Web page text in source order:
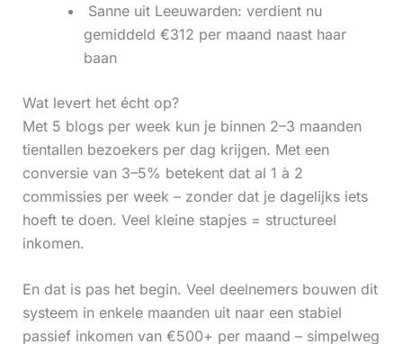
‍ Sanne uit Leeuwarden: verdient nu
gemiddeld €312 per maand naast haar
baan
Wat levert het écht op?
Met 5 blogs per week kun je binnen 2–3 maanden
tientallen bezoekers per dag krijgen. Met een
conversie van 3–5% betekent dat al 1 à 2
commissies per week – zonder dat je dagelijks iets
hoeft te doen. Veel kleine stapjes = structureel
inkomen.
En dat is pas het begin. Veel deelnemers bouwen dit
systeem in enkele maanden uit naar een stabiel
passief inkomen van €500+ per maand – simpelweg